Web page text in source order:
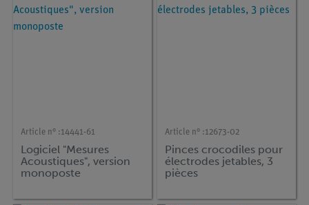
Article n° :14441-61
Logiciel "Mesures
Acoustiques", version
monoposte
Article n° :12673-02
Pinces crocodiles pour
électrodes jetables, 3
pièces